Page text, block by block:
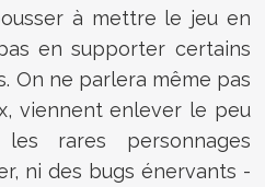
à mettre le jeu en
en supporter certains
On ne parlera même pas
viennent enlever le peu
rares personnages
ni des bugs énervants -